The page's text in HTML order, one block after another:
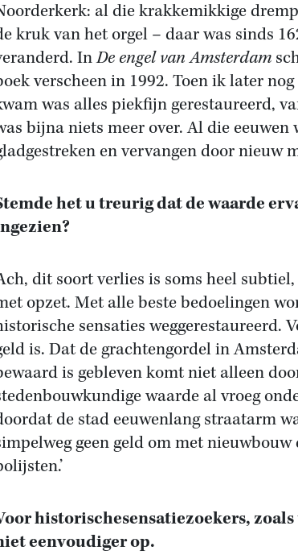
al die krakkemikkige
kruk van het orgel – daar was sinds
InDe engel van Amsterdam
verscheen in 1992. Toen ik later
was alles piekfijn gerestaureerd,
bijna niets meer over. Al die eeuwen
en vervangen door nieuw
het u treurig dat de waarde
dit soort verlies is soms heel
opzet. Met alle beste bedoelingen
sensaties weggerestaureerd.
is. Dat de grachtengordel in
is gebleven komt niet alleen
waarde al vroeg
de stad eeuwenlang straatarm
geen geld om met
historischesensatiezoekers,
eenvoudiger op.